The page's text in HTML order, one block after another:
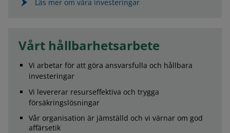
Läs mer om våra investeringar
Vårt hållbarhetsarbete
Vi arbetar för att göra ansvarsfulla och hållbara
investeringar
Vi levererar resurseffektiva och trygga
försäkringslösningar
Vår organisation är jämställd och vi värnar om god
affärsetik